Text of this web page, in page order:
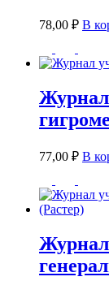
78,00 ₽ В
Журнал
77,00 ₽ В
Журнал